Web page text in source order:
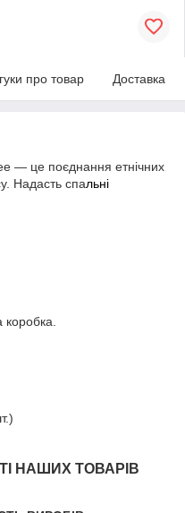
про товар Доставка
— це поєднання етнічних
Надасть спальні
НАШИХ ТОВАРІВ